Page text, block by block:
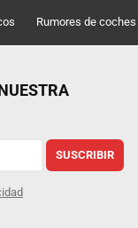
Rumores de coches
SUSCRIBIR